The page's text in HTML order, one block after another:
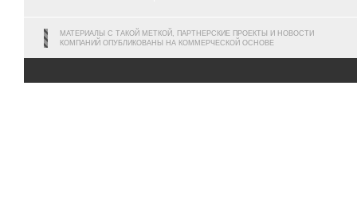
МАТЕРИАЛЫ С ТАКОЙ МЕТКОЙ, ПАРТНЕРСКИЕ ПРОЕКТЫ И НОВОСТИ
КОМПАНИЙ ОПУБЛИКОВАНЫ НА КОММЕРЧЕСКОЙ ОСНОВЕ